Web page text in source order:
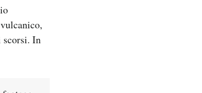
scorsi. In